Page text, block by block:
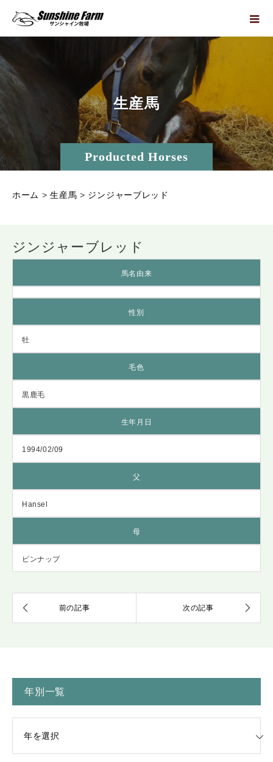
Producted Horses
生産馬
ホーム >生産馬 > ジンジャーブレッド
ジンジャーブレッド
馬名由来
性別
牡
毛色
黒鹿毛
生年月日
1994/02/09
父
Hansel
母
ピンナップ
年別一覧